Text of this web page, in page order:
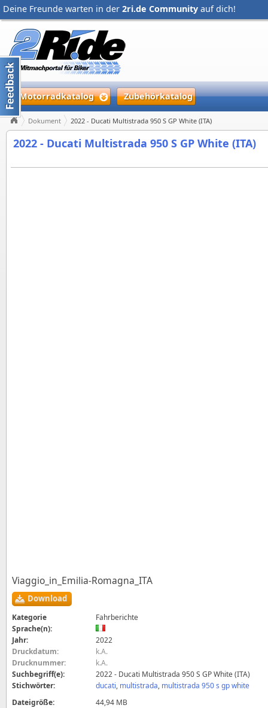
Deine Freunde warten in der 2ri.de Community auf dich!
Motorradkatalog Zubehörkatalog
Dokument 2022 - Ducati Multistrada 950 S GP White (ITA)
2022 - Ducati Multistrada 950 S GP White (ITA)
Viaggio_in_Emilia-Romagna_ITA
Download
Kategorie
Fahrberichte
Sprache(n):
Jahr:
2022
Druckdatum:
k.A.
Drucknummer:
k.A.
Suchbegriff(e):
2022 - Ducati Multistrada 950 S GP White (ITA)
Stichwörter:
ducati, multistrada, multistrada 950 s gp white
Dateigröße:
44,94 MB